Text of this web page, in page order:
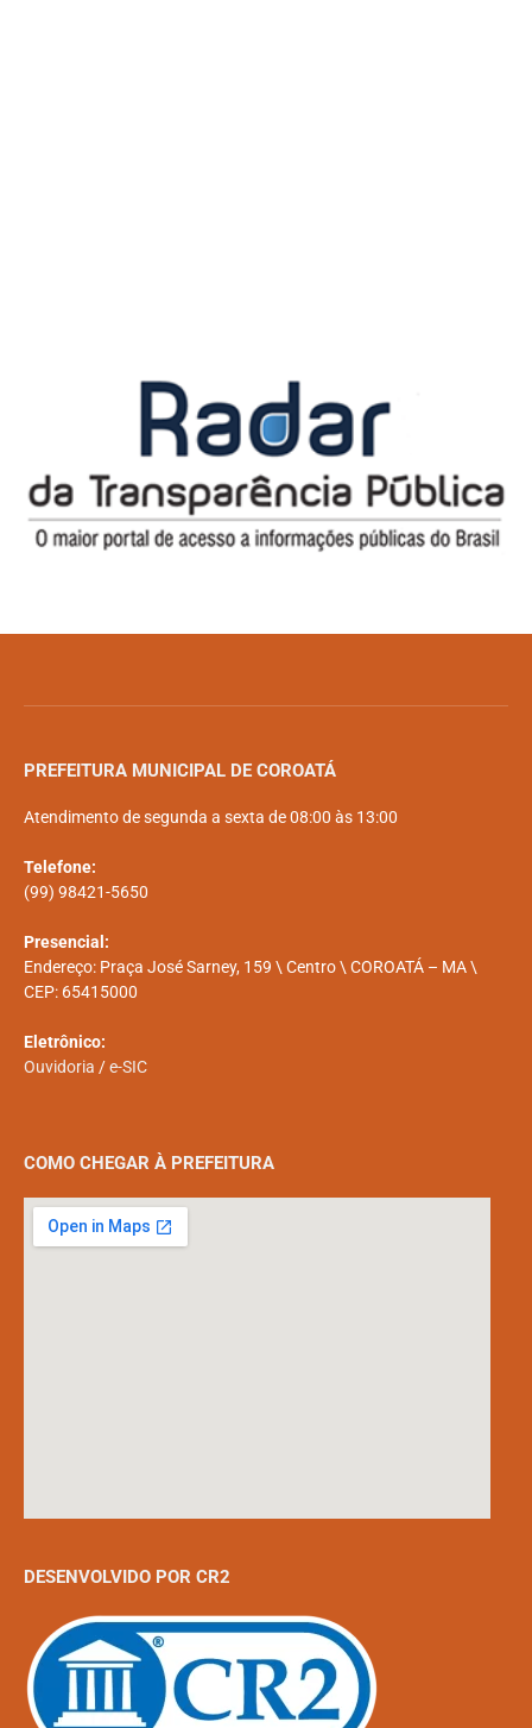
PREFEITURA MUNICIPAL DE COROATÁ
Atendimento de segunda a sexta de 08:00 às 13:00
Telefone:
(99) 98421-5650
Presencial:
Endereço: Praça José Sarney, 159 \ Centro \ COROATÁ – MA \
CEP: 65415000
Eletrônico:
Ouvidoria /e-SIC
COMO CHEGAR À PREFEITURA
DESENVOLVIDO POR CR2